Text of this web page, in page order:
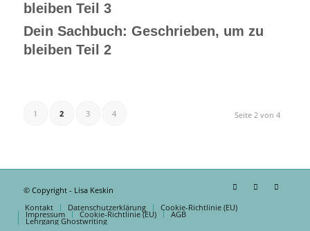
bleiben Teil 3
Dein Sachbuch: Geschrieben, um zu
bleiben Teil 2
Seite 2 von 4
1 2 3 4
© Copyright - Lisa Keskin
Kontakt
Datenschutzerklärung Cookie-Richtlinie (EU)
Impressum Cookie-Richtlinie (EU) AGB
Lehrgang Ghostwriting